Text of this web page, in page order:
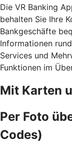
Die VR Banking
behalten Sie Ihre
Bankgeschäfte
Informationen
Services und
Funktionen im
Mit Karten
Per Foto
Codes)